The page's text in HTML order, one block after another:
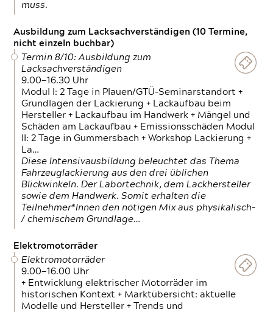
muss.
Ausbildung zum Lacksachverständigen (10 Termine,
nicht einzeln buchbar)
Termin 8/10: Ausbildung zum
Lacksachverständigen
9.00—16.30 Uhr
Modul I: 2 Tage in Plauen/GTÜ-Seminarstandort +
Grundlagen der Lackierung + Lackaufbau beim
Hersteller + Lackaufbau im Handwerk + Mängel und
Schäden am Lackaufbau + Emissionsschäden Modul
II: 2 Tage in Gummersbach + Workshop Lackierung +
La…
Diese Intensivausbildung beleuchtet das Thema
Fahrzeuglackierung aus den drei üblichen
Blickwinkeln. Der Labortechnik, dem Lackhersteller
sowie dem Handwerk. Somit erhalten die
Teilnehmer*Innen den nötigen Mix aus physikalisch-
/ chemischem Grundlage…
Elektromotorräder
Elektromotorräder
9.00—16.00 Uhr
+ Entwicklung elektrischer Motorräder im
historischen Kontext + Marktübersicht: aktuelle
Modelle und Hersteller + Trends und